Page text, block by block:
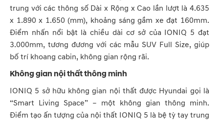
trung với các thông số Dài x Rộng x Cao lần lượt là 4.635
x 1.890 x 1.650 (mm), khoảng sáng gầm xe đạt 160mm.
Điểm nhấn nổi bật là chiều dài cơ sở của IONIQ 5 đạt
3.000mm, tương đương với các mẫu SUV Full Size, giúp
bố trí khoang cabin, không gian rộng rãi.
Không gian nội thất thông minh
IONIQ 5 sở hữu không gian nội thất được Hyundai gọi là
“Smart Living Space” – một không gian thông minh.
Điểm tạo ấn tượng của nội thất IONIQ 5 là bệ tỳ tay trung